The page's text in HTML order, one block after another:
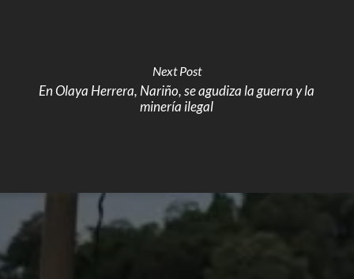
Next Post
En Olaya Herrera, Nariño, se agudiza la guerra y la
minería ilegal